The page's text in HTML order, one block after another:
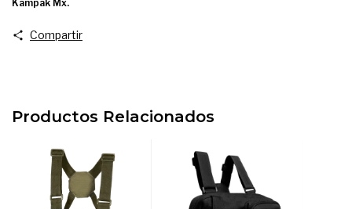
Kampak Mx.
Compartir
Productos Relacionados